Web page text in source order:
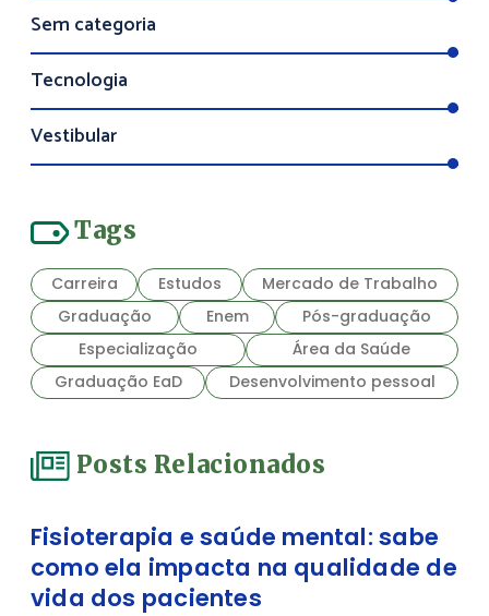
Sem categoria
Tecnologia
Vestibular
Tags
Carreira Estudos
Mercado de Trabalho
Graduação
Enem
Pós-graduação
Especialização
Área da Saúde
Graduação EaD
Desenvolvimento pessoal
Posts Relacionados
Fisioterapia e saúde mental: sabe
como ela impacta na qualidade de
vida dos pacientes